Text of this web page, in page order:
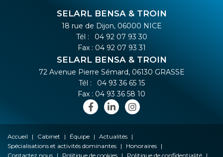
SELARL BENSA & TROIN
18 rue de Dijon, 06000 NICE
Tél :
04 92 07 93 30
Fax : 04 92 07 93 31
SELARL BENSA & TROIN
72 Avenue Pierre Sémard, 06130 GRASSE
Tél :
04 93 36 65 15
Fax : 04 93 36 58 10
Accueil Cabinet Équipe
Actualités
Spécialisations et activités dominantes
Honoraires
Contactez nous
Politique de cookies Politique de confidentialité